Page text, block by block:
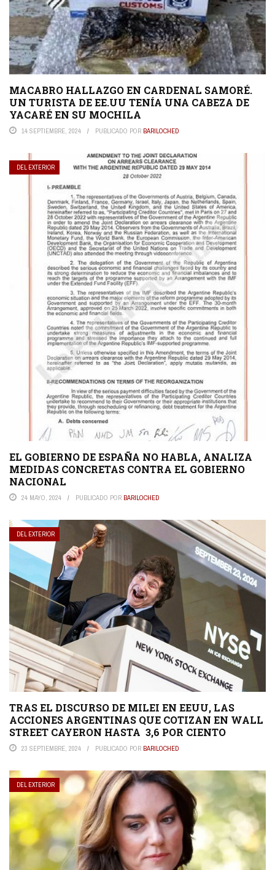
MACABRO HALLAZGO EN CARDENAL SAMORÉ.
UN TURISTA DE EE.UU TENÍA UNA CABEZA DE
YACARÉ EN SU MOCHILA
14 SEPTIEMBRE, 2024 PUBLICADO POR BARILOCHED
DEL EXTERIOR
EL GOBIERNO DE ESPAÑA NO HABLA, ANALIZA
MEDIDAS CONCRETAS CONTRA EL GOBIERNO
NACIONAL
24 MAYO, 2024 PUBLICADO POR BARILOCHED
DEL EXTERIOR
TRAS EL DISCURSO DE MILEI EN EEUU, LAS
ACCIONES ARGENTINAS QUE COTIZAN EN WALL
STREET CAYERON HASTA 3,6 POR CIENTO
23 SEPTIEMBRE, 2024 PUBLICADO POR BARILOCHED
DEL EXTERIOR